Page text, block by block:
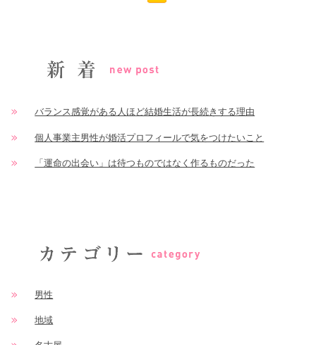
バランス感覚がある人ほど結婚生活が長続きする理由
個人事業主男性が婚活プロフィールで気をつけたいこと
「運命の出会い」は待つものではなく作るものだった
男性
地域